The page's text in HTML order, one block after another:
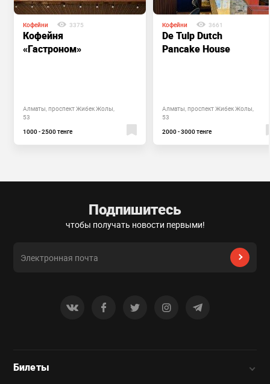
Кофейни 3375
Кофейня
«Гастроном»
Алматы, проспект Жибек Жолы,
53
1000 - 2500 тенге
Кофейни 3661
De Tulp Dutch
Pancake House
Алматы, проспект Жибек Жолы,
53
2000 - 3000 тенге
Подпишитесь
чтобы получать новости первыми!
Билеты